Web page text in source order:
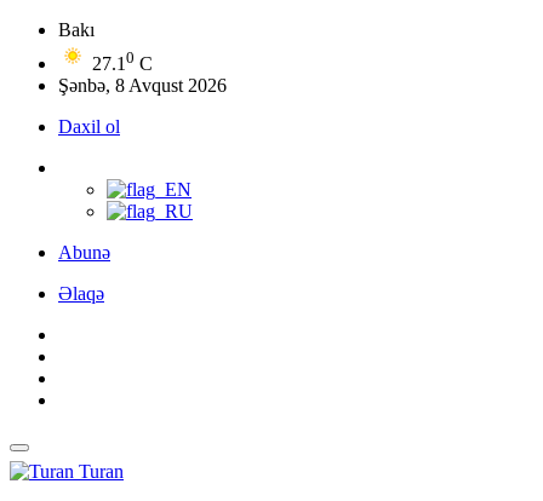
Bakı
27.1 0 C
Şənbə, 8 Avqust 2026
Daxil ol
Abunə
Əlaqə
Turan